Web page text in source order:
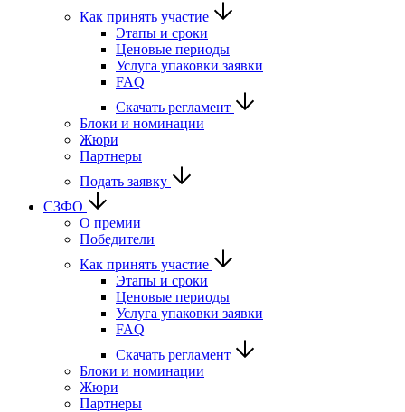
Как принять участие
Этапы и сроки
Ценовые периоды
Услуга упаковки заявки
FAQ
Скачать регламент
Блоки и номинации
Жюри
Партнеры
Подать заявку
СЗФО
О премии
Победители
Как принять участие
Этапы и сроки
Ценовые периоды
Услуга упаковки заявки
FAQ
Скачать регламент
Блоки и номинации
Жюри
Партнеры